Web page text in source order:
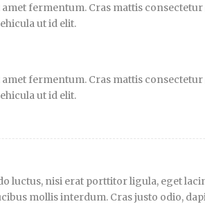
fermentum. Cras mattis
ut id elit.
fermentum. Cras mattis
ut id elit.
luctus, nisi erat porttitor ligula, eget
mollis interdum. Cras justo odio,